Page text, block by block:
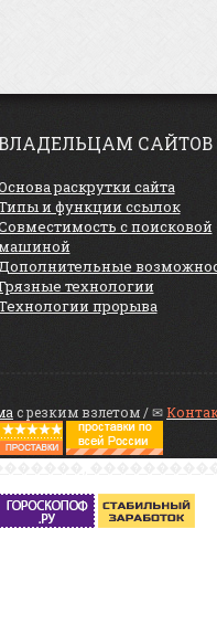
ВЛАДЕЛЬЦАМ САЙТОВ
раскрутки сайта
и функции ссылок
с поисковой
технологии
прорыва
с резким взлетом / ✉